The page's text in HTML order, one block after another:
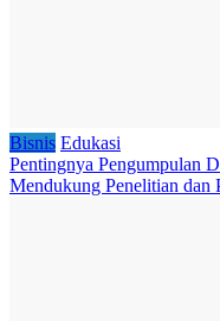
Bisnis Edukasi
Pentingnya Pengumpulan
Mendukung Penelitian dan